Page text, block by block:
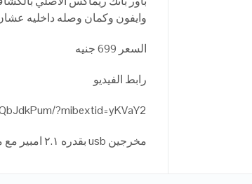
وايفون وكمان وصله داخليه
السعر 699 جنيه
رابط الفيديو
?mibextid=yKVaY2
مخرجين usb بقدره ٢.١ امبير مع مخرج تايب سي ومدخل مايكرو